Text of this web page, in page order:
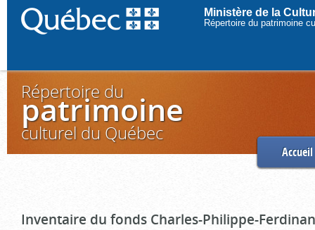
Ministère de la
Répertoire du patrimoine
Répertoire du
patrimoine
culturel du Québec
Accueil
Inventaire du fonds Charles-Philippe-